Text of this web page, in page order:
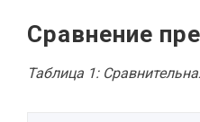
Сравнение
Таблица 1: